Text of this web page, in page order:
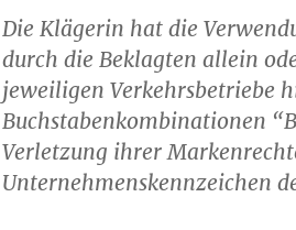
Die Klägerin hat die
durch die Beklagten allein
jeweiligen Verkehrsbetriebe
Buchstabenkombinationen
Verletzung ihrer
Unternehmenskennzeichen